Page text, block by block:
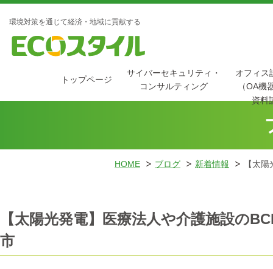
環境対策を通じて経済・地域に貢献する
トップページ
サイバーセキュリティ・
コンサルティング
オフィス
（OA機
資料
HOME ブログ 新着情報 【太
【太陽光発電】医療法人や介護施設の
市